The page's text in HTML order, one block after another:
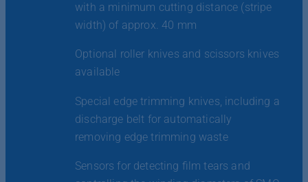
with a minimum cutting distance (stripe
width) of approx. 40 mm
Optional roller knives and scissors knives
available
Special edge trimming knives, including a
discharge belt for automatically
removing edge trimming waste
Sensors for detecting film tears and